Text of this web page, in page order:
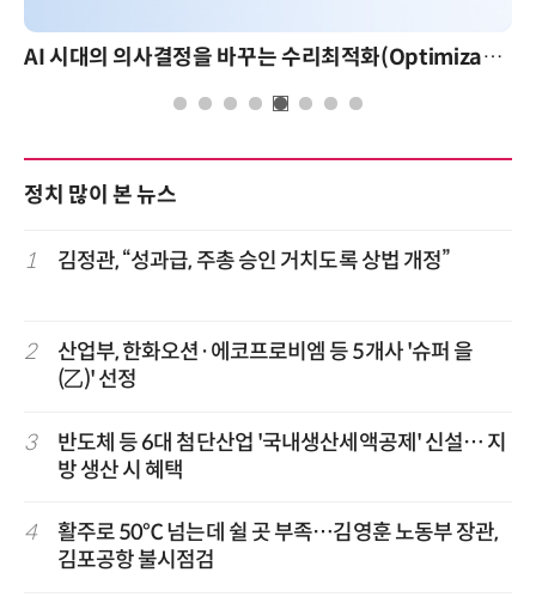
AI 시대의 의사결정을 바꾸는 수리최적화(Optimization): 실제 산업 적용 사례와 활용 전략
정치 많이 본 뉴스
1 김정관, “성과급, 주총 승인 거치도록 상법 개정”
2
산업부, 한화오션·에코프로비엠 등 5개사 '슈퍼 을
(乙)' 선정
3
반도체 등 6대 첨단산업 '국내생산세액공제' 신설… 지
방 생산 시 혜택
4
활주로 50℃ 넘는데 쉴 곳 부족…김영훈 노동부 장관,
김포공항 불시점검